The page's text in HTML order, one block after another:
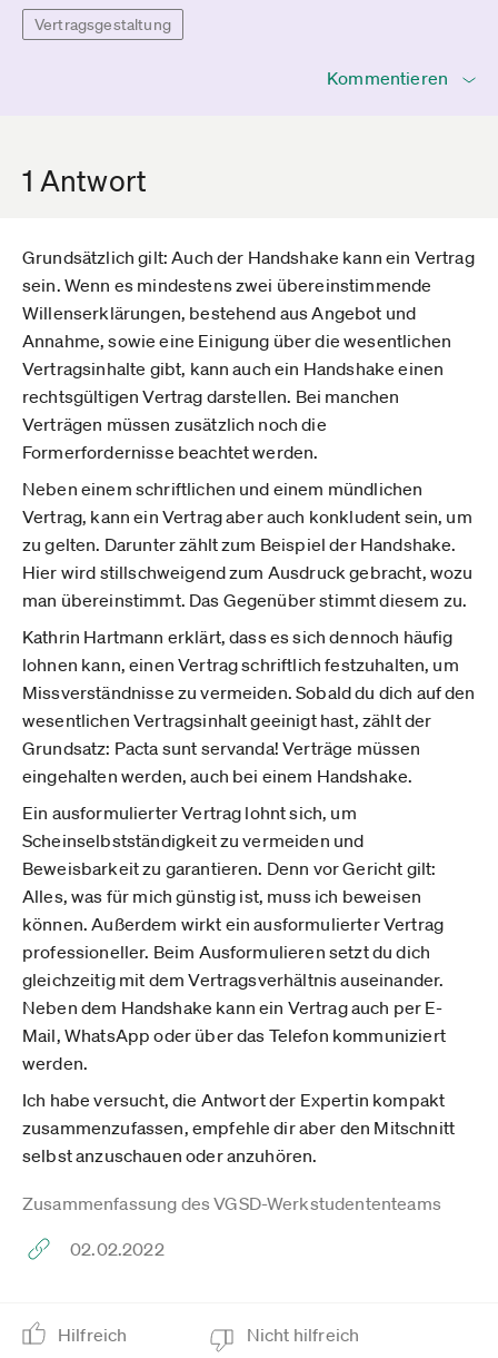
Vertragsgestaltung
Kommentieren
1 Antwort
Grundsätzlich gilt: Auch der Handshake kann ein Vertrag
sein. Wenn es mindestens zwei übereinstimmende
Willenserklärungen, bestehend aus Angebot und
Annahme, sowie eine Einigung über die wesentlichen
Vertragsinhalte gibt, kann auch ein Handshake einen
rechtsgültigen Vertrag darstellen. Bei manchen
Verträgen müssen zusätzlich noch die
Formerfordernisse beachtet werden.
Neben einem schriftlichen und einem mündlichen
Vertrag, kann ein Vertrag aber auch konkludent sein, um
zu gelten. Darunter zählt zum Beispiel der Handshake.
Hier wird stillschweigend zum Ausdruck gebracht, wozu
man übereinstimmt. Das Gegenüber stimmt diesem zu.
Kathrin Hartmann erklärt, dass es sich dennoch häufig
lohnen kann, einen Vertrag schriftlich festzuhalten, um
Missverständnisse zu vermeiden. Sobald du dich auf den
wesentlichen Vertragsinhalt geeinigt hast, zählt der
Grundsatz: Pacta sunt servanda! Verträge müssen
eingehalten werden, auch bei einem Handshake.
Ein ausformulierter Vertrag lohnt sich, um
Scheinselbstständigkeit zu vermeiden und
Beweisbarkeit zu garantieren. Denn vor Gericht gilt:
Alles, was für mich günstig ist, muss ich beweisen
können. Außerdem wirkt ein ausformulierter Vertrag
professioneller. Beim Ausformulieren setzt du dich
gleichzeitig mit dem Vertragsverhältnis auseinander.
Neben dem Handshake kann ein Vertrag auch per E-
Mail, WhatsApp oder über das Telefon kommuniziert
werden.
Ich habe versucht, die Antwort der Expertin kompakt
zusammenzufassen, empfehle dir aber den Mitschnitt
selbst anzuschauen oder anzuhören.
Zusammenfassung des VGSD-Werkstudententeams
02.02.2022
Hilfreich Nicht hilfreich